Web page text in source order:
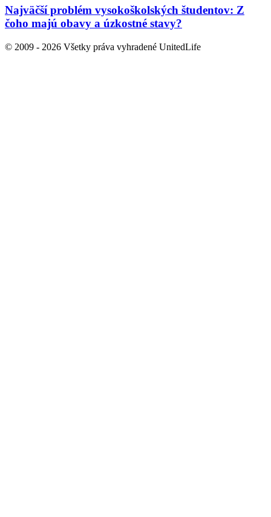
Najväčší problém vysokoškolských študentov: Z
čoho majú obavy a úzkostné stavy?
© 2009 - 2026 Všetky práva vyhradené UnitedLife